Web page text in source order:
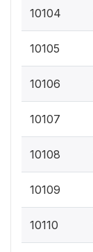
10104
10105
10106
10107
10108
10109
10110